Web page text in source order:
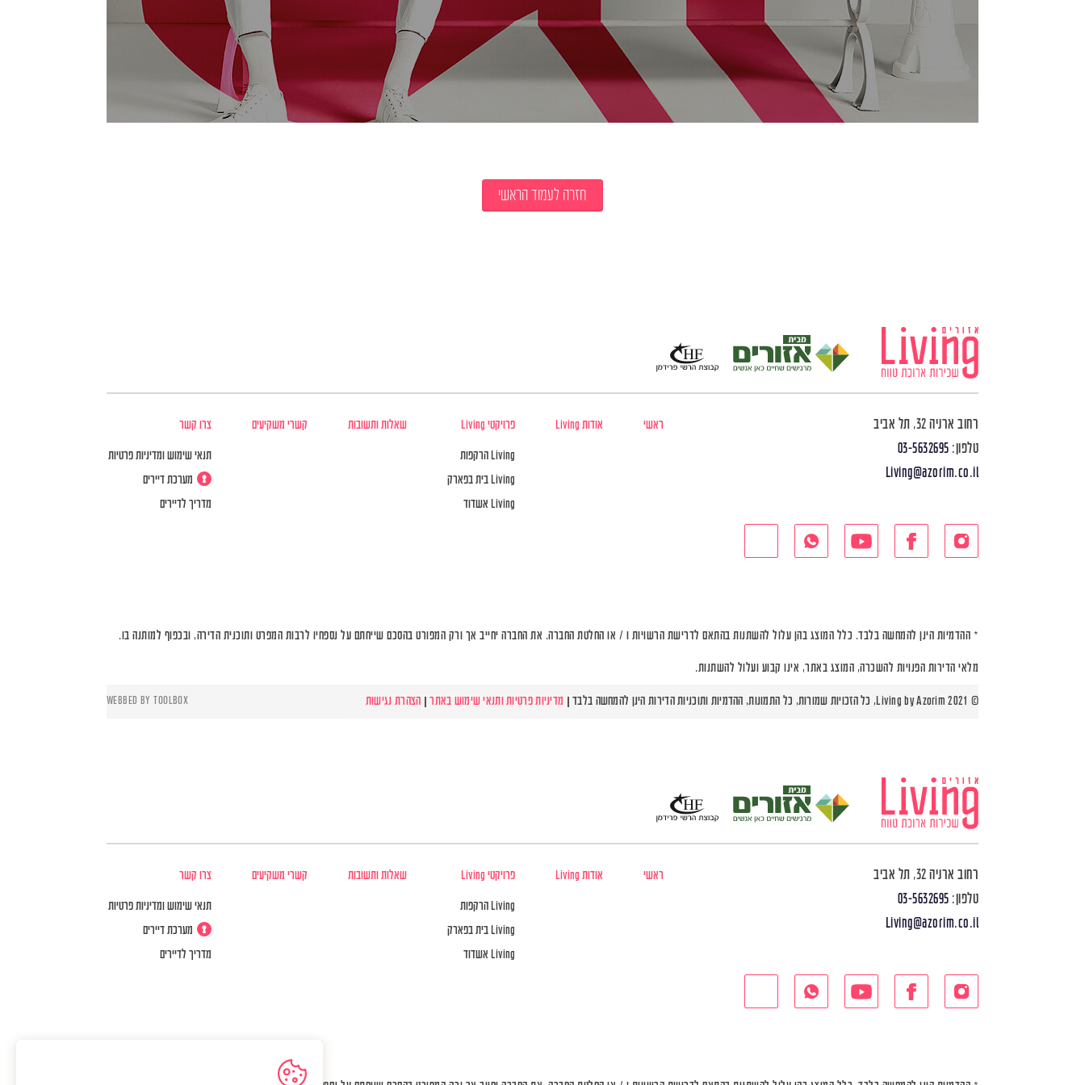
חזרה לעמוד הראשי
רחוב ארניה 32, תל אביב
טלפון: 03-5632695
Living@azorim.co.il
ראשי אודות Living פרויקטי Living
Living הרקפות
Living בית בפארק
Living אשדוד
שאלות ותשובות קשרי משקיעים צרו קשר
תנאי שימוש ומדיניות פרטיות
מערכת דיירים
מדריך לדיירים
* ההדמיות הינן להמחשה בלבד. כלל המוצג בהן עלול להשתנות בהתאם לדרישת הרשויות ו / או החלטת החברה. את החברה יחייב אך ורק המפורט בהסכם שייחתם על נספחיו לרבות המפרט ותוכנית הדירה, ובכפוף למותנה בו.
מלאי הדירות הפנויות להשכרה, המוצג באתר, אינו קבוע ועלול להשתנות.
© Living by Azorim 2021, כל הזכויות שמורות, כל התמונות, ההדמיות ותוכניות הדירות הינן להמחשה בלבד | מדיניות פרטיות ותנאי שימוש באתר| הצהרת נגישות WEBBED BY TOOLBOX
רחוב ארניה 32, תל אביב
טלפון: 03-5632695
Living@azorim.co.il
ראשי אודות Living פרויקטי Living
Living הרקפות
Living בית בפארק
Living אשדוד
שאלות ותשובות קשרי משקיעים צרו קשר
תנאי שימוש ומדיניות פרטיות
מערכת דיירים
מדריך לדיירים